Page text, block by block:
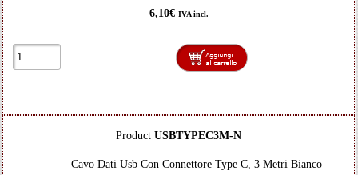
6,10€ IVA incl.
Product USBTYPEC3M-N
Cavo Dati Usb Con Connettore Type C, 3 Metri Bianco